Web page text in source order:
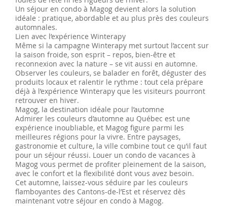
Un séjour en condo à Magog devient alors la solution
idéale : pratique, abordable et au plus près des couleurs
automnales.
Lien avec l’expérience Winterapy
Même si la campagne Winterapy met surtout l’accent sur
la saison froide, son esprit – repos, bien-être et
reconnexion avec la nature – se vit aussi en automne.
Observer les couleurs, se balader en forêt, déguster des
produits locaux et ralentir le rythme : tout cela prépare
déjà à l’expérience Winterapy que les visiteurs pourront
retrouver en hiver.
Magog, la destination idéale pour l’automne
Admirer les couleurs d’automne au Québec est une
expérience inoubliable, et Magog figure parmi les
meilleures régions pour la vivre. Entre paysages,
gastronomie et culture, la ville combine tout ce qu’il faut
pour un séjour réussi. Louer un condo de vacances à
Magog vous permet de profiter pleinement de la saison,
avec le confort et la flexibilité dont vous avez besoin.
Cet automne, laissez-vous séduire par les couleurs
flamboyantes des Cantons-de-l’Est et réservez dès
maintenant votre séjour en condo à Magog.